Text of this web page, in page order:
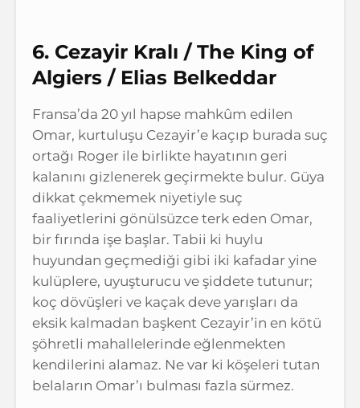
6. Cezayir Kralı / The King of
Algiers / Elias Belkeddar
Fransa’da 20 yıl hapse mahkûm edilen
Omar, kurtuluşu Cezayir’e kaçıp burada suç
ortağı Roger ile birlikte hayatının geri
kalanını gizlenerek geçirmekte bulur. Güya
dikkat çekmemek niyetiyle suç
faaliyetlerini gönülsüzce terk eden Omar,
bir fırında işe başlar. Tabii ki huylu
huyundan geçmediği gibi iki kafadar yine
kulüplere, uyuşturucu ve şiddete tutunur;
koç dövüşleri ve kaçak deve yarışları da
eksik kalmadan başkent Cezayir’in en kötü
şöhretli mahallelerinde eğlenmekten
kendilerini alamaz. Ne var ki köşeleri tutan
belaların Omar’ı bulması fazla sürmez.